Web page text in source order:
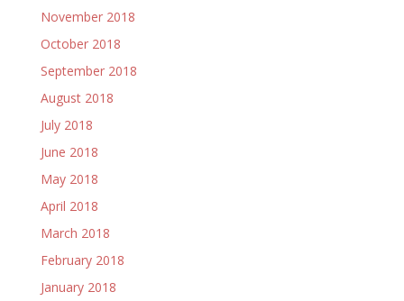
November 2018
October 2018
September 2018
August 2018
July 2018
June 2018
May 2018
April 2018
March 2018
February 2018
January 2018